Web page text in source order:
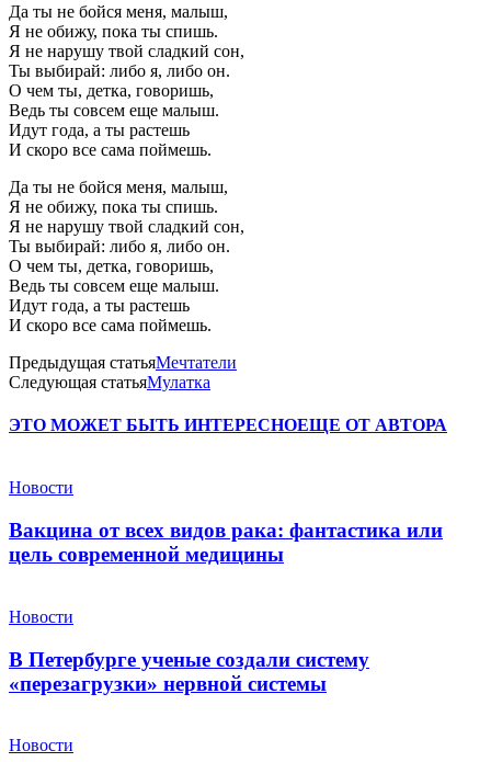
Да ты не бойся меня, малыш,
Я не обижу, пока ты спишь.
Я не нарушу твой сладкий сон,
Ты выбирай: либо я, либо он.
О чем ты, детка, говоришь,
Ведь ты совсем еще малыш.
Идут года, а ты растешь
И скоро все сама поймешь.
Да ты не бойся меня, малыш,
Я не обижу, пока ты спишь.
Я не нарушу твой сладкий сон,
Ты выбирай: либо я, либо он.
О чем ты, детка, говоришь,
Ведь ты совсем еще малыш.
Идут года, а ты растешь
И скоро все сама поймешь.
Предыдущая статьяМечтатели
Следующая статьяМулатка
ЭТО МОЖЕТ БЫТЬ ИНТЕРЕСНОЕЩЕ ОТ АВТОРА
Новости
Вакцина от всех видов рака: фантастика или
цель современной медицины
Новости
В Петербурге ученые создали систему
«перезагрузки» нервной системы
Новости